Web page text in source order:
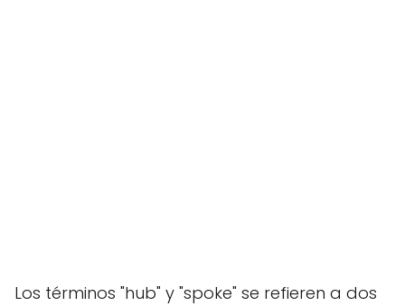
Los términos "hub" y "spoke" se refieren a dos